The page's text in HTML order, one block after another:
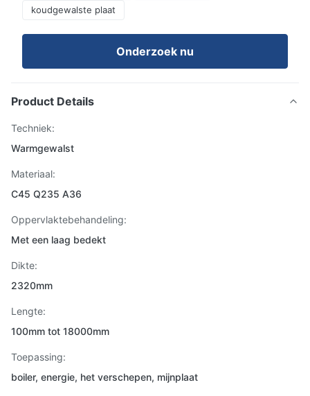
koudgewalste plaat
Onderzoek nu
Product Details
Techniek:
Warmgewalst
Materiaal:
C45 Q235 A36
Oppervlaktebehandeling:
Met een laag bedekt
Dikte:
2320mm
Lengte:
100mm tot 18000mm
Toepassing:
boiler, energie, het verschepen, mijnplaat